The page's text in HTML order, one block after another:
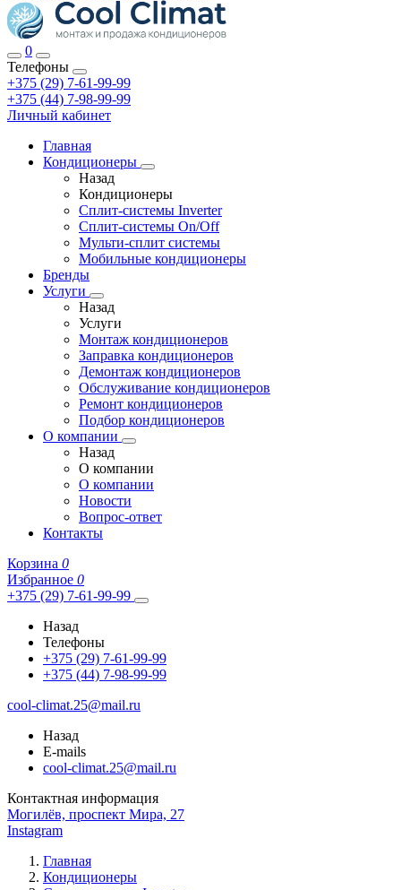
0
Телефоны
+375 (29) 7-61-99-99
+375 (44) 7-98-99-99
Личный кабинет
Главная
Кондиционеры
Назад
Кондиционеры
Сплит-системы Inverter
Сплит-системы On/Off
Мульти-сплит системы
Мобильные кондиционеры
Бренды
Услуги
Назад
Услуги
Монтаж кондиционеров
Заправка кондиционеров
Демонтаж кондиционеров
Обслуживание кондиционеров
Ремонт кондиционеров
Подбор кондиционеров
О компании
Назад
О компании
О компании
Новости
Вопрос-ответ
Контакты
Корзина 0
Избранное 0
+375 (29) 7-61-99-99
Назад
Телефоны
+375 (29) 7-61-99-99
+375 (44) 7-98-99-99
cool-climat.25@mail.ru
Назад
E-mails
cool-climat.25@mail.ru
Контактная информация
Могилёв, проспект Мира, 27
Instagram
Главная
Кондиционеры